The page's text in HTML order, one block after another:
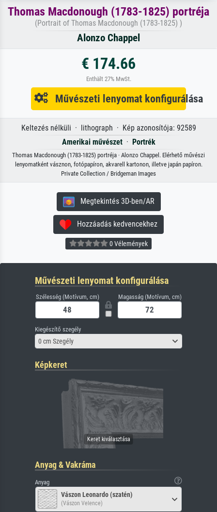
Thomas Macdonough (1783-1825) portréja
(Portrait of Thomas Macdonough (1783-1825) )
Alonzo Chappel
€ 174.66
Enthält 27% MwSt.
Művészeti lenyomat konfigurálása
Keltezés nélküli · lithograph · Kép azonosítója: 92589
Amerikai művészet· Portrék
Thomas Macdonough (1783-1825) portréja · Alonzo Chappel. Elérhető művészi
lenyomatként vásznon, fotópapíron, akvarell kartonon, illetve japán papíron.
Private Collection / Bridgeman Images
Megtekintés 3D-ben/AR
Hozzáadás kedvencekhez
0 Vélemények
Művészeti lenyomat konfigurálása
Szélesség (Motívum, cm) Magasság (Motívum, cm)
Kiegészítő szegély
0 cm Szegély
Képkeret
Anyag & Vakráma
Anyag
Vászon Leonardo (szatén)
(Vászon Velence)